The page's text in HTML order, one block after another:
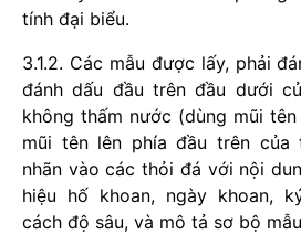
tính đại biểu.
3.1.2. Các mẫu được lấy, phải
đánh dấu đầu trên đầu dưới
không thấm nước (dùng mũi
mũi tên lên phía đầu trên
nhãn vào các thỏi đá với nội
hiệu hố khoan, ngày khoan,
cách độ sâu, và mô tả sơ bộ